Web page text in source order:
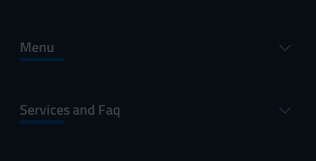
Menu
Services and Faq